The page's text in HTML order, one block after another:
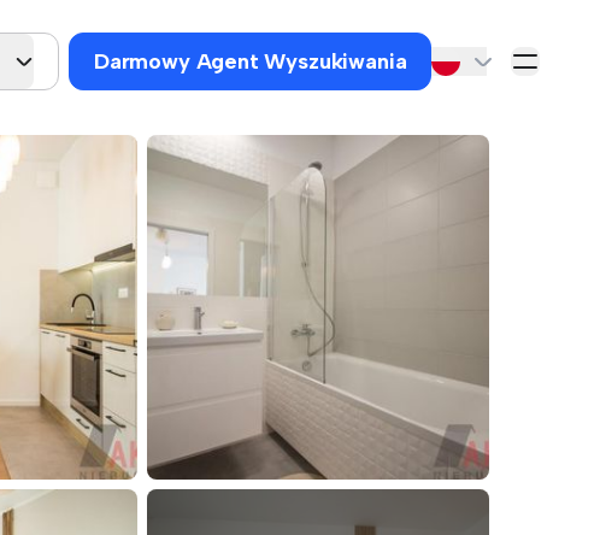
Darmowy Agent Wyszukiwania